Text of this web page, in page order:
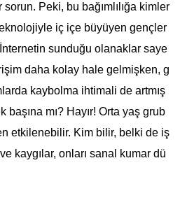
sorun. Peki, bu bağımlılığa kimler
iç içe büyüyen gençler
sunduğu olanaklar saye
daha kolay hale gelmişken, g
kaybolma ihtimali de artmış
mı? Hayır! Orta yaş grub
etkilenebilir. Kim bilir, belki de iş
kaygılar, onları sanal kumar dü